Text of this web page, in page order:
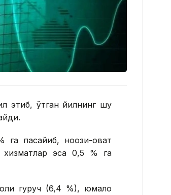
этиб, ўтган йилнинг шу
пасайиб, ноозиқ-овқат
хизматлар эса 0,5 % га
гуруч (6,4 %), юмалоқ